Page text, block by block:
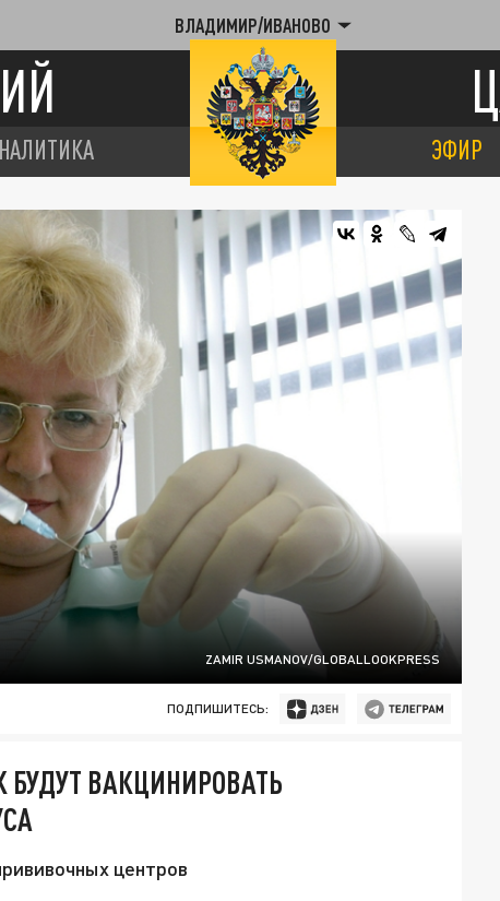
ВЛАДИМИР/ИВАНОВО
ЭФИР
ZAMIR USMANOV/GLOBALLOOKPRESS
ПОДПИШИТЕСЬ:
БУДУТ ВАКЦИНИРОВАТЬ
центров